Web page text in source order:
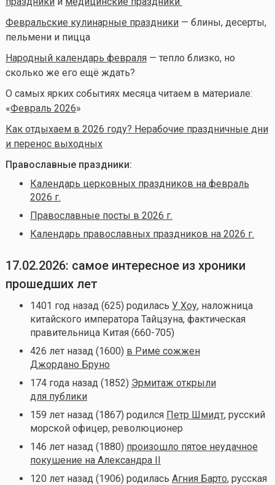
Февральские кулинарные праздники— блины, десерты,
пельмени и пицца
Народный календарь февраля— тепло близко, но
сколько же его ещё ждать?
О самых ярких событиях месяца читаем в материале:
«Февраль 2026»
Как отдыхаем в 2026 году? Нерабочие праздничные дни
и перенос выходных
Православные праздники:
Календарь церковных праздников на февраль
2026 г.
Православные посты в 2026 г.
Календарь православных праздников на 2026 г.
17.02.2026: самое интересное из хроники
прошедших лет
1401 год назад (625) родилась У Хоу, наложница
китайского императора Тайцзуна, фактическая
правительница Китая (660-705)
426 лет назад (1600) в Риме сожжен
Джордано Бруно
174 года назад (1852) Эрмитаж открыли
для публики
159 лет назад (1867) родился Петр Шмидт, русский
морской офицер, революционер
146 лет назад (1880) произошло пятое неудачное
покушение на Александра II
120 лет назад (1906) родилась Агния Барто, русская